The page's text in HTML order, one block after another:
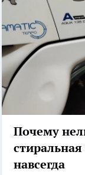
Почему
навсегда